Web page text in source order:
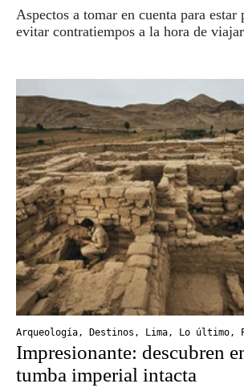
Aspectos a tomar en cuenta para estar
evitar contratiempos a la hora de
Arqueología, Destinos , Lima, Lo último,
Impresionante: descubren
tumba imperial intacta